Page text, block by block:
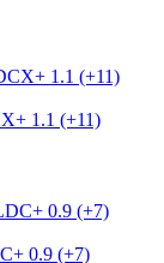
1.1 (+11)
0.9 (+7)